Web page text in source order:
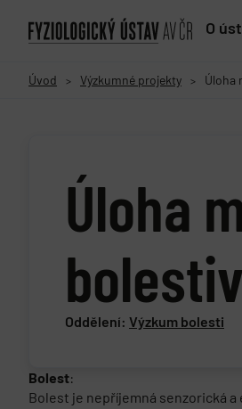
O
Úvod > Výzkumné projekty > Úloha
Úloha
Oddělení: Výzkum bolesti
Bolest:
Bolest je nepříjemná senzorická